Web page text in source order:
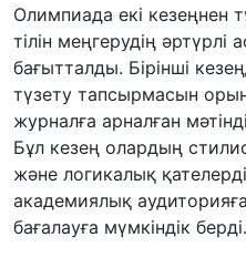
Олимпиада екі кезеңнен
тілін меңгерудің әртүрлі
бағытталды. Бірінші
түзету тапсырмасын
журналға арналған
Бұл кезең олардың
және логикалық
академиялық аудиторияға
бағалауға мүмкіндік берді.